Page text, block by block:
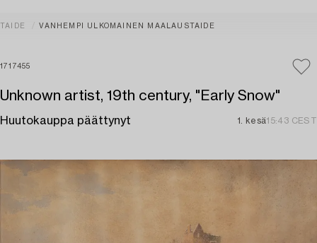
TAIDE VANHEMPI ULKOMAINEN MAALAUSTAIDE
1717455
Unknown artist, 19th century, "Early Snow"
Huutokauppa päättynyt 1. kesä15:43 CEST